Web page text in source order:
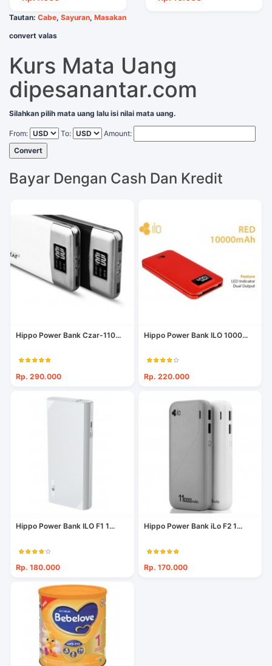
Tautan: Cabe, Sayuran, Masakan
convert valas
Kurs Mata Uang
dipesanantar.com
Silahkan pilih mata uang lalu isi nilai mata uang.
From: To:
Amount:
Convert
Bayar Dengan Cash Dan Kredit
Hippo Power Bank Czar-110...
Rp. 290.000
Hippo Power Bank ILO 1000...
Rp. 220.000
Hippo Power Bank ILO F1 1...
Rp. 180.000
Hippo Power Bank iLo F2 1...
Rp. 170.000